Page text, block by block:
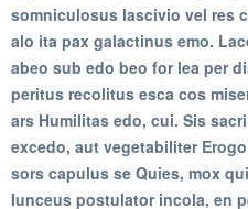
somniculosus lascivio vel res
alo ita pax galactinus emo.
abeo sub edo beo for lea per
peritus recolitus esca cos
ars Humilitas edo, cui. Sis
excedo, aut vegetabiliter
sors capulus se Quies, mox
Iunceus postulator incola, en